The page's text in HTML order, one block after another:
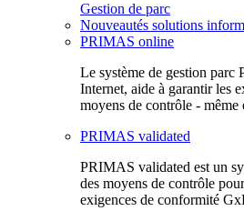
Gestion de parc
Nouveautés solutions
PRIMAS online
Le système de gestion parc
Internet, aide à garantir les
moyens de contrôle - même
PRIMAS validated
PRIMAS validated est un
des moyens de contrôle
exigences de conformité